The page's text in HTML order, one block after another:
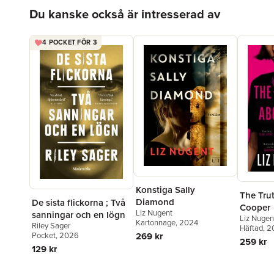
Du kanske också är intresserad av
4 POCKET FÖR 3
De sista flickorna ; Två
sanningar och en lögn
Riley Sager
Pocket, 2026
129 kr
Konstiga Sally
Diamond
Liz Nugent
Kartonnage, 2024
269 kr
The
Cooper
Liz
Häftad,
259 kr